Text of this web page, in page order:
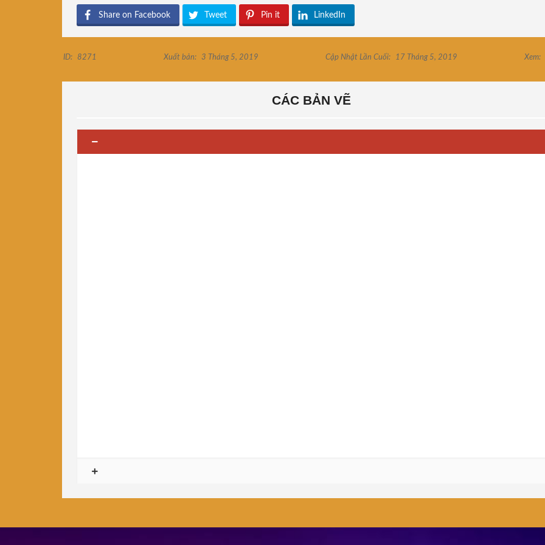
Share on Facebook Tweet Pin it LinkedIn
ID: 8271 Xuất bản: 3 Tháng 5, 2019 Cập Nhật Lần Cuối: 17 Tháng 5, 2019 Xem:
CÁC BẢN VẼ